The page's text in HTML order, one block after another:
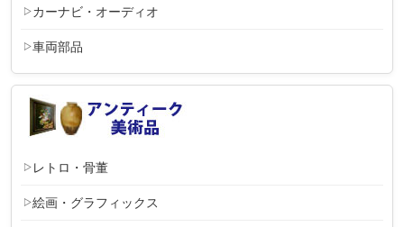
カーナビ・オーディオ
車両部品
レトロ・骨董
絵画・グラフィックス